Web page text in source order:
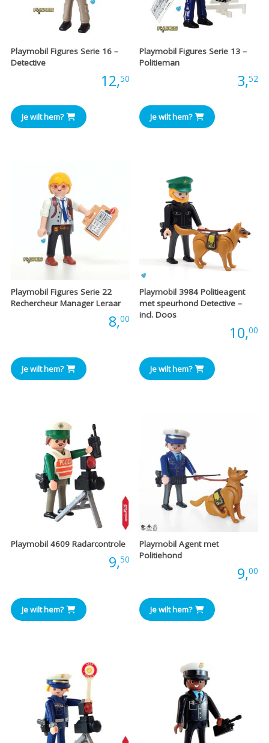
Playmobil Figures Serie 16 –
Detective
12,50
Je wilt hem?
Playmobil Figures Serie 13 –
Politieman
3,52
Je wilt hem?
Playmobil Figures Serie 22
Rechercheur Manager Leraar
8,00
Je wilt hem?
Playmobil 3984 Politieagent
met speurhond Detective –
incl. Doos
10,00
Je wilt hem?
Playmobil 4609 Radarcontrole
9,50
Je wilt hem?
Playmobil Agent met
Politiehond
9,00
Je wilt hem?